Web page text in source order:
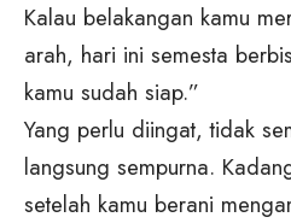
Kalau belakangan kamu
arah, hari ini semesta
kamu sudah siap.”
Yang perlu diingat, tidak
langsung sempurna.
setelah kamu berani